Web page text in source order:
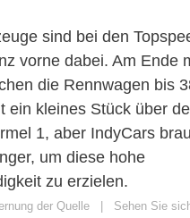
sind bei den
vorne dabei. Am Ende
die Rennwagen bis
ein kleines Stück über
1, aber IndyCars
um diese hohe
zu erzielen.
der Quelle | Sehen Sie